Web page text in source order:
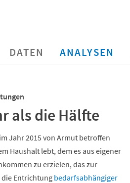
DATEN ANALYSEN
als die Hälfte
Jahr 2015 von Armut betroffen
Haushalt lebt, dem es aus eigener
zu erzielen, das zur
Entrichtungbedarfsabhängiger